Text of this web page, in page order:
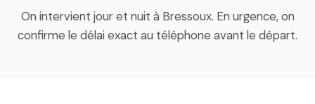
On intervient jour et nuit à Bressoux. En urgence, on
confirme le délai exact au téléphone avant le départ.